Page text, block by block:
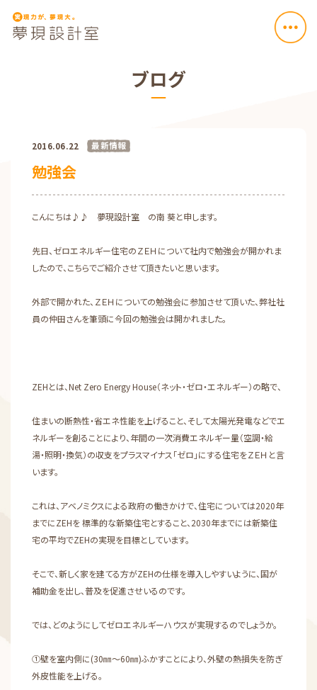
ブログ
2016.06.22 最新情報
勉強会
こんにちは♪♪ 夢現設計室 の南 葵と申します。
先日、ゼロエネルギー住宅のＺＥＨについて社内で勉強会が開かれま
したので、こちらでご紹介させて頂きたいと思います。
外部で開かれた、ＺＥＨについての勉強会に参加させて頂いた、弊社社
員の仲田さんを筆頭に今回の勉強会は開かれました。
ZEHとは、Net Zero Energy House（ネット・ゼロ・エネルギー）の略で、
住まいの断熱性・省エネ性能を上げること、そして太陽光発電などでエ
ネルギーを創ることにより、年間の一次消費エネルギー量（空調・給
湯・照明・換気）の収支をプラスマイナス「ゼロ」にする住宅をＺＥＨと言
います。
これは、アベノミクスによる政府の働きかけで、住宅については2020年
までにZEHを 標準的な新築住宅とすること、2030年までには新築住
宅の平均でZEHの実現を目標としています。
そこで、新しく家を建てる方がZEHの仕様を導入しやすいように、国が
補助金を出し、普及を促進させいるのです。
では、どのようにしてゼロエネルギーハウスが実現するのでしょうか。
①壁を室内側に(30㎜～60㎜)ふかすことにより、外壁の熱損失を防ぎ
外皮性能を上げる。